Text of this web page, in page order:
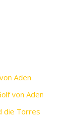
Aden
von Aden
die Torres